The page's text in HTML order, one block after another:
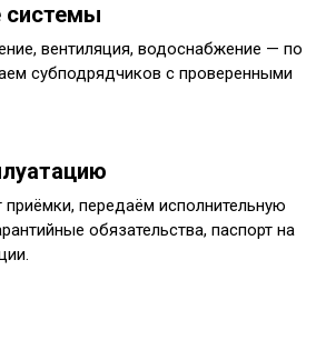
вентиляция, водоснабжение — по
субподрядчиков с проверенными
передаём исполнительную
обязательства, паспорт на